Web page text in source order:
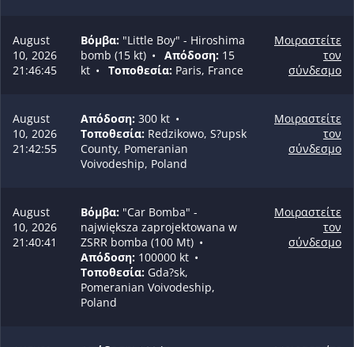
August
10, 2026
21:46:45
Βόμβα: "Little Boy" - Hiroshima
bomb (15 kt) • Απόδοση: 15
kt • Τοποθεσία: Paris, France
Μοιραστείτε
τον
σύνδεσμο
August
10, 2026
21:42:55
Απόδοση: 300 kt •
Τοποθεσία: Redzikowo, S?upsk
County, Pomeranian
Voivodeship, Poland
Μοιραστείτε
τον
σύνδεσμο
August
10, 2026
21:40:41
Βόμβα: "Car Bomba" -
największa zaprojektowana w
ZSRR bomba (100 Mt) •
Απόδοση: 100000 kt •
Τοποθεσία: Gda?sk,
Pomeranian Voivodeship,
Poland
Μοιραστείτε
τον
σύνδεσμο